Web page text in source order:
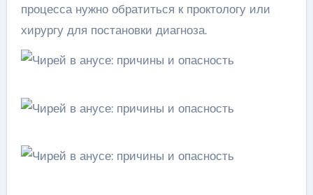
процесса нужно обратиться к проктологу или
хирургу для постановки диагноза.